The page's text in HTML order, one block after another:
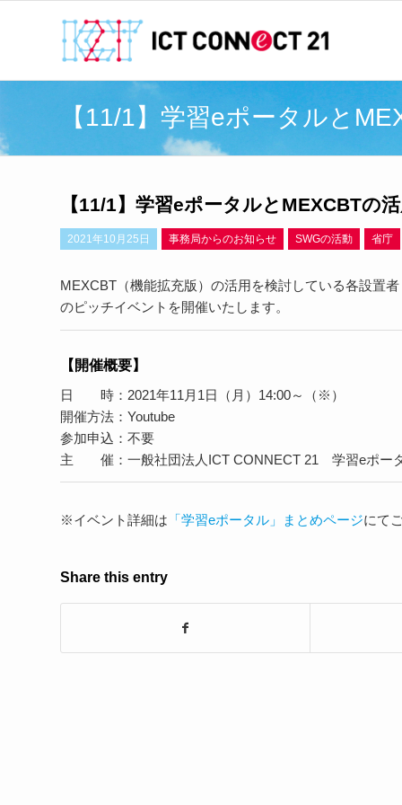
【11/1】学習eポータルと
【11/1】学習eポータルとMEXCBTの
2021年10月25日 事務局からのお知らせ SWGの活動 省庁
MEXCBT（機能拡充版）の活用を検討している各設置
のピッチイベントを開催いたします。
【開催概要】
日 時：2021年11月1日（月）14:00～（※）
開催方法：Youtube
参加申込：不要
主 催：一般社団法人ICT CONNECT 21 学習eポー
※イベント詳細は 「学習eポータル」まとめページにて
Share this entry